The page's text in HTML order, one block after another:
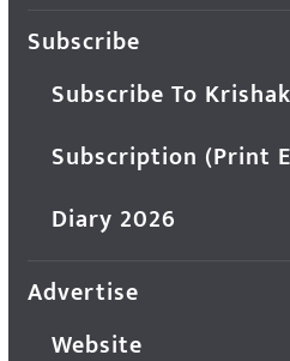
Subscribe
Subscribe To
Subscription (Print
Diary 2026
Advertise
Website